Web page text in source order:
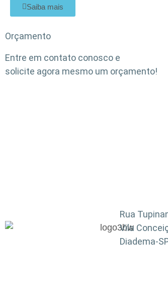
Saiba mais
Orçamento
Entre em contato conosco e
solicite agora mesmo um orçamento!
Rua
Vila
Diadema-